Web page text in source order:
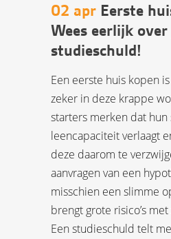
02 apr Eerste
Wees eerlijk
studieschuld!
Een eerste huis kopen
zeker in deze krappe
starters merken dat
leencapaciteit verlaagt
deze daarom te
aanvragen van een
misschien een slimme
brengt grote risico’s
Een studieschuld telt